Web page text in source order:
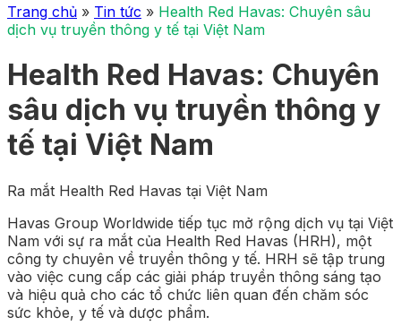
Trang chủ » Tin tức » Health Red Havas: Chuyên sâu
dịch vụ truyền thông y tế tại Việt Nam
Health Red Havas: Chuyên
sâu dịch vụ truyền thông y
tế tại Việt Nam
Ra mắt Health Red Havas tại Việt Nam
Havas Group Worldwide tiếp tục mở rộng dịch vụ tại Việt
Nam với sự ra mắt của Health Red Havas (HRH), một
công ty chuyên về truyền thông y tế. HRH sẽ tập trung
vào việc cung cấp các giải pháp truyền thông sáng tạo
và hiệu quả cho các tổ chức liên quan đến chăm sóc
sức khỏe, y tế và dược phẩm.